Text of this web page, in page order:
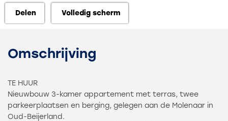
Delen Volledig scherm
Delen Volledig scherm
Omschrijving
TE HUUR
Nieuwbouw 3-kamer appartement met terras, twee
parkeerplaatsen en berging, gelegen aan de Molenaar in
Oud-Beijerland.